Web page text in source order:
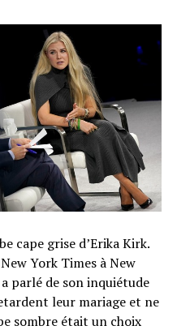
cape grise d’Erika Kirk.
York Times à New
parlé de son inquiétude
leur mariage et ne
sombre était un choix